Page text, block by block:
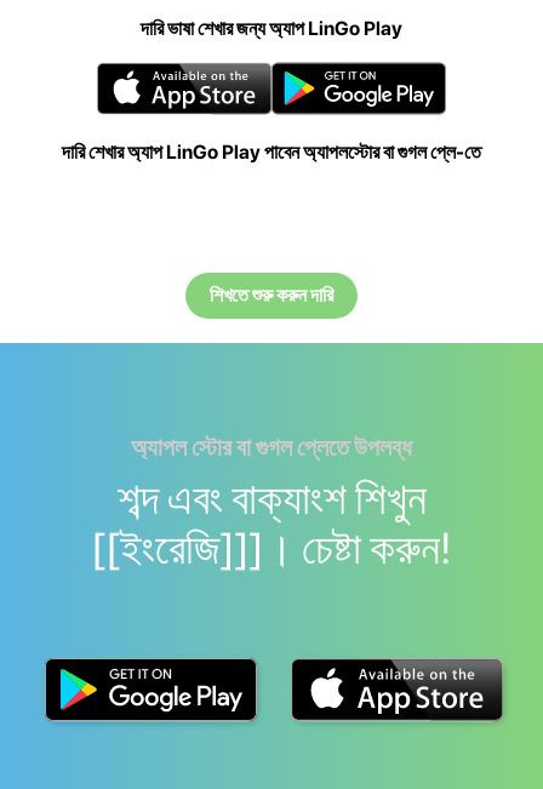
দারি ভাষা শেখার জন্য অ্যাপ LinGo Play
দারি শেখার অ্যাপ LinGo Play পাবেন অ্যাপলস্টোর বা গুগল প্লে-তে
শিখতে শুরু করুন দারি
অ্যাপল স্টোর বা গুগল প্লেতে উপলব্ধ
শব্দ এবং বাক্যাংশ শিখুন
[[ইংরেজি]]]। চেষ্টা করুন!